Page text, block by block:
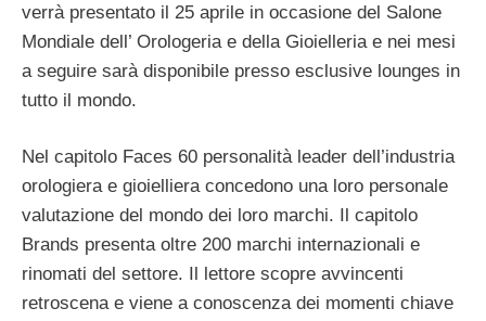
verrà presentato il 25 aprile in occasione del Salone
Mondiale dell’ Orologeria e della Gioielleria e nei mesi
a seguire sarà disponibile presso esclusive lounges in
tutto il mondo.
Nel capitolo Faces 60 personalità leader dell’industria
orologiera e gioielliera concedono una loro personale
valutazione del mondo dei loro marchi. Il capitolo
Brands presenta oltre 200 marchi internazionali e
rinomati del settore. Il lettore scopre avvincenti
retroscena e viene a conoscenza dei momenti chiave